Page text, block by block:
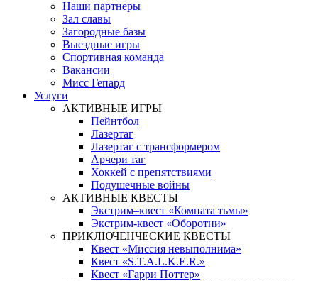
Наши партнеры
Зал славы
Загородные базы
Выездные игры
Спортивная команда
Вакансии
Мисс Гепард
Услуги
АКТИВНЫЕ ИГРЫ
Пейнтбол
Лазертаг
Лазертаг с трансформером
Арчери таг
Хоккей с препятствиями
Подушечные войны
АКТИВНЫЕ КВЕСТЫ
Экстрим–квест «Комната тьмы»
Экстрим-квест «Оборотни»
ПРИКЛЮЧЕНЧЕСКИЕ КВЕСТЫ
Квест «Миссия невыполнима»
Квест «S.T.A.L.K.E.R.»
Квест «Гарри Поттер»